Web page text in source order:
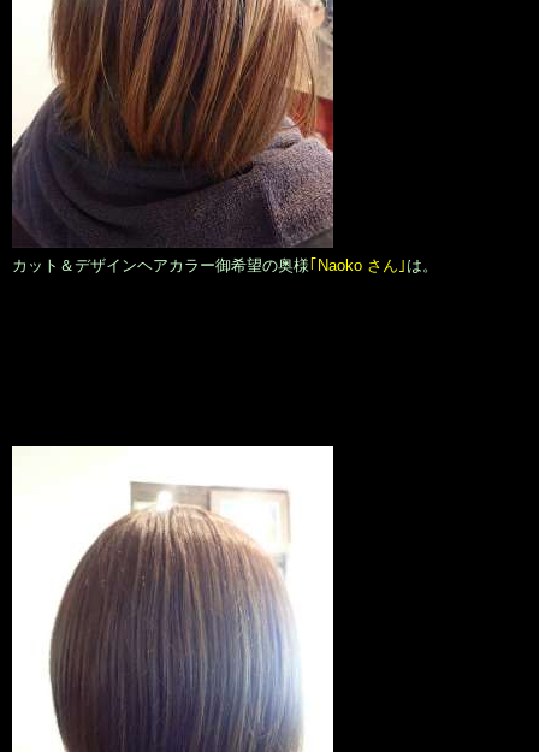
カット＆デザインヘアカラー御希望の奥様｢Naoko さん｣ は。